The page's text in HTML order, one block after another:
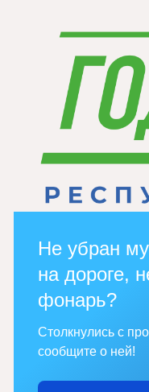
Не убран
на дороге,
фонарь?
Столкнулись с
сообщите о ней!